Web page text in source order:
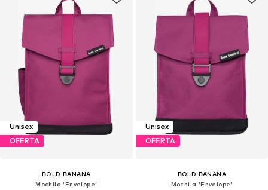
Unisex
OFERTA
BOLD BANANA
Mochila 'Envelope'
Unisex
OFERTA
BOLD BANANA
Mochila 'Envelope'